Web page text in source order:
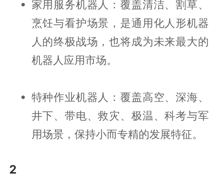
家用服务机器人：覆盖清洁、割草、
烹饪与看护场景，是通用化人形机器
人的终极战场，也将成为未来最大的
机器人应用市场。
特种作业机器人：覆盖高空、深海、
井下、带电、救灾、极温、科考与军
用场景，保持小而专精的发展特征。
2